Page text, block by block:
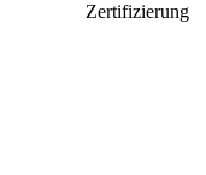
Zertifizierung